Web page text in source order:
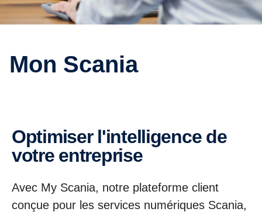
Mon Scania
Optimiser l'intelligence de
votre entreprise
Avec My Scania, notre plateforme client
conçue pour les services numériques Scania,